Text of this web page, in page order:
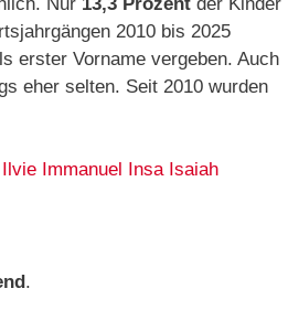
2010 bis 2025
erster Vorname vergeben. Auch
eher selten. Seit 2010 wurden
Ilvie Immanuel Insa Isaiah
.